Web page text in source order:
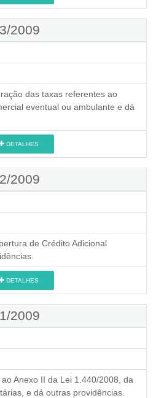
2009
das taxas referentes ao
eventual ou ambulante e dá
DETALHES
2009
de Crédito Adicional
DETALHES
2009
Anexo II da Lei 1.440/2008, da
e dá outras providências.